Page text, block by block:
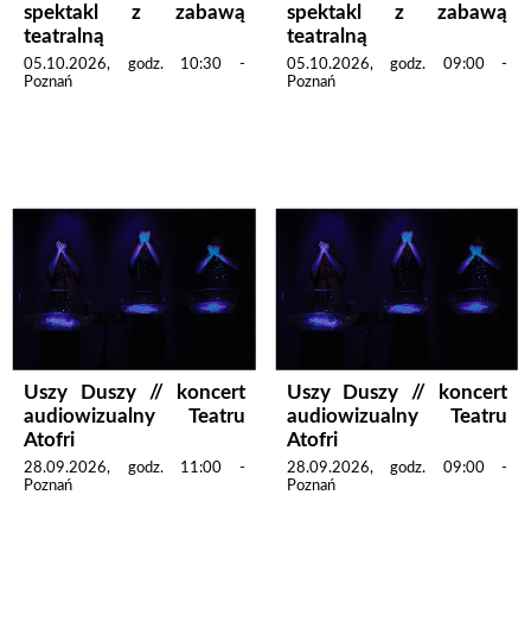
spektakl z zabawą
teatralną
05.10.2026, godz. 10:30 -
Poznań
spektakl z zabawą
teatralną
05.10.2026, godz. 09:00 -
Poznań
Uszy Duszy // koncert
audiowizualny Teatru
Atofri
28.09.2026, godz. 11:00 -
Poznań
Uszy Duszy // koncert
audiowizualny Teatru
Atofri
28.09.2026, godz. 09:00 -
Poznań